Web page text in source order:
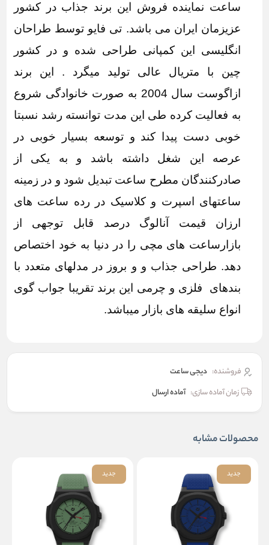
ساعت نماینده فروش این برند جذاب در کشور
عزیزمان ایران می باشد. تی فایو توسط طراحان
انگلیسی این کمپانی طراحی شده و در کشور
چین با متریال عالی تولید میگرد . این برند
ازاگوست سال 2004 به صورت خانوادگی شروع
به فعالیت کرده طی این مدت توانسته رشد نسبتا
خوبی دست پیدا کند و توسعه بسیار خوبی در
عرصه این شغل داشته باشد و به یکی از
صادرکنندگان مطرح ساعت تبدیل شود و در زمینه
ساعتهای اسپرت و کلاسیک در رده ساعت های
ارزان قیمت آنالوگ درصد قابل توجهی از
بازارساعت های مچی را در دنیا به خود اختصاص
دهد. طراحی جذاب و و بروز در مدلهای متعدد با
بندهای فلزی و چرمی این برند تقریبا جواب گوی
انواع سلیقه های بازار میباشد.
فروشنده: دیجی ساعت
زمان آماده سازی: آماده ارسال
محصولات مشابه
جدید جدید